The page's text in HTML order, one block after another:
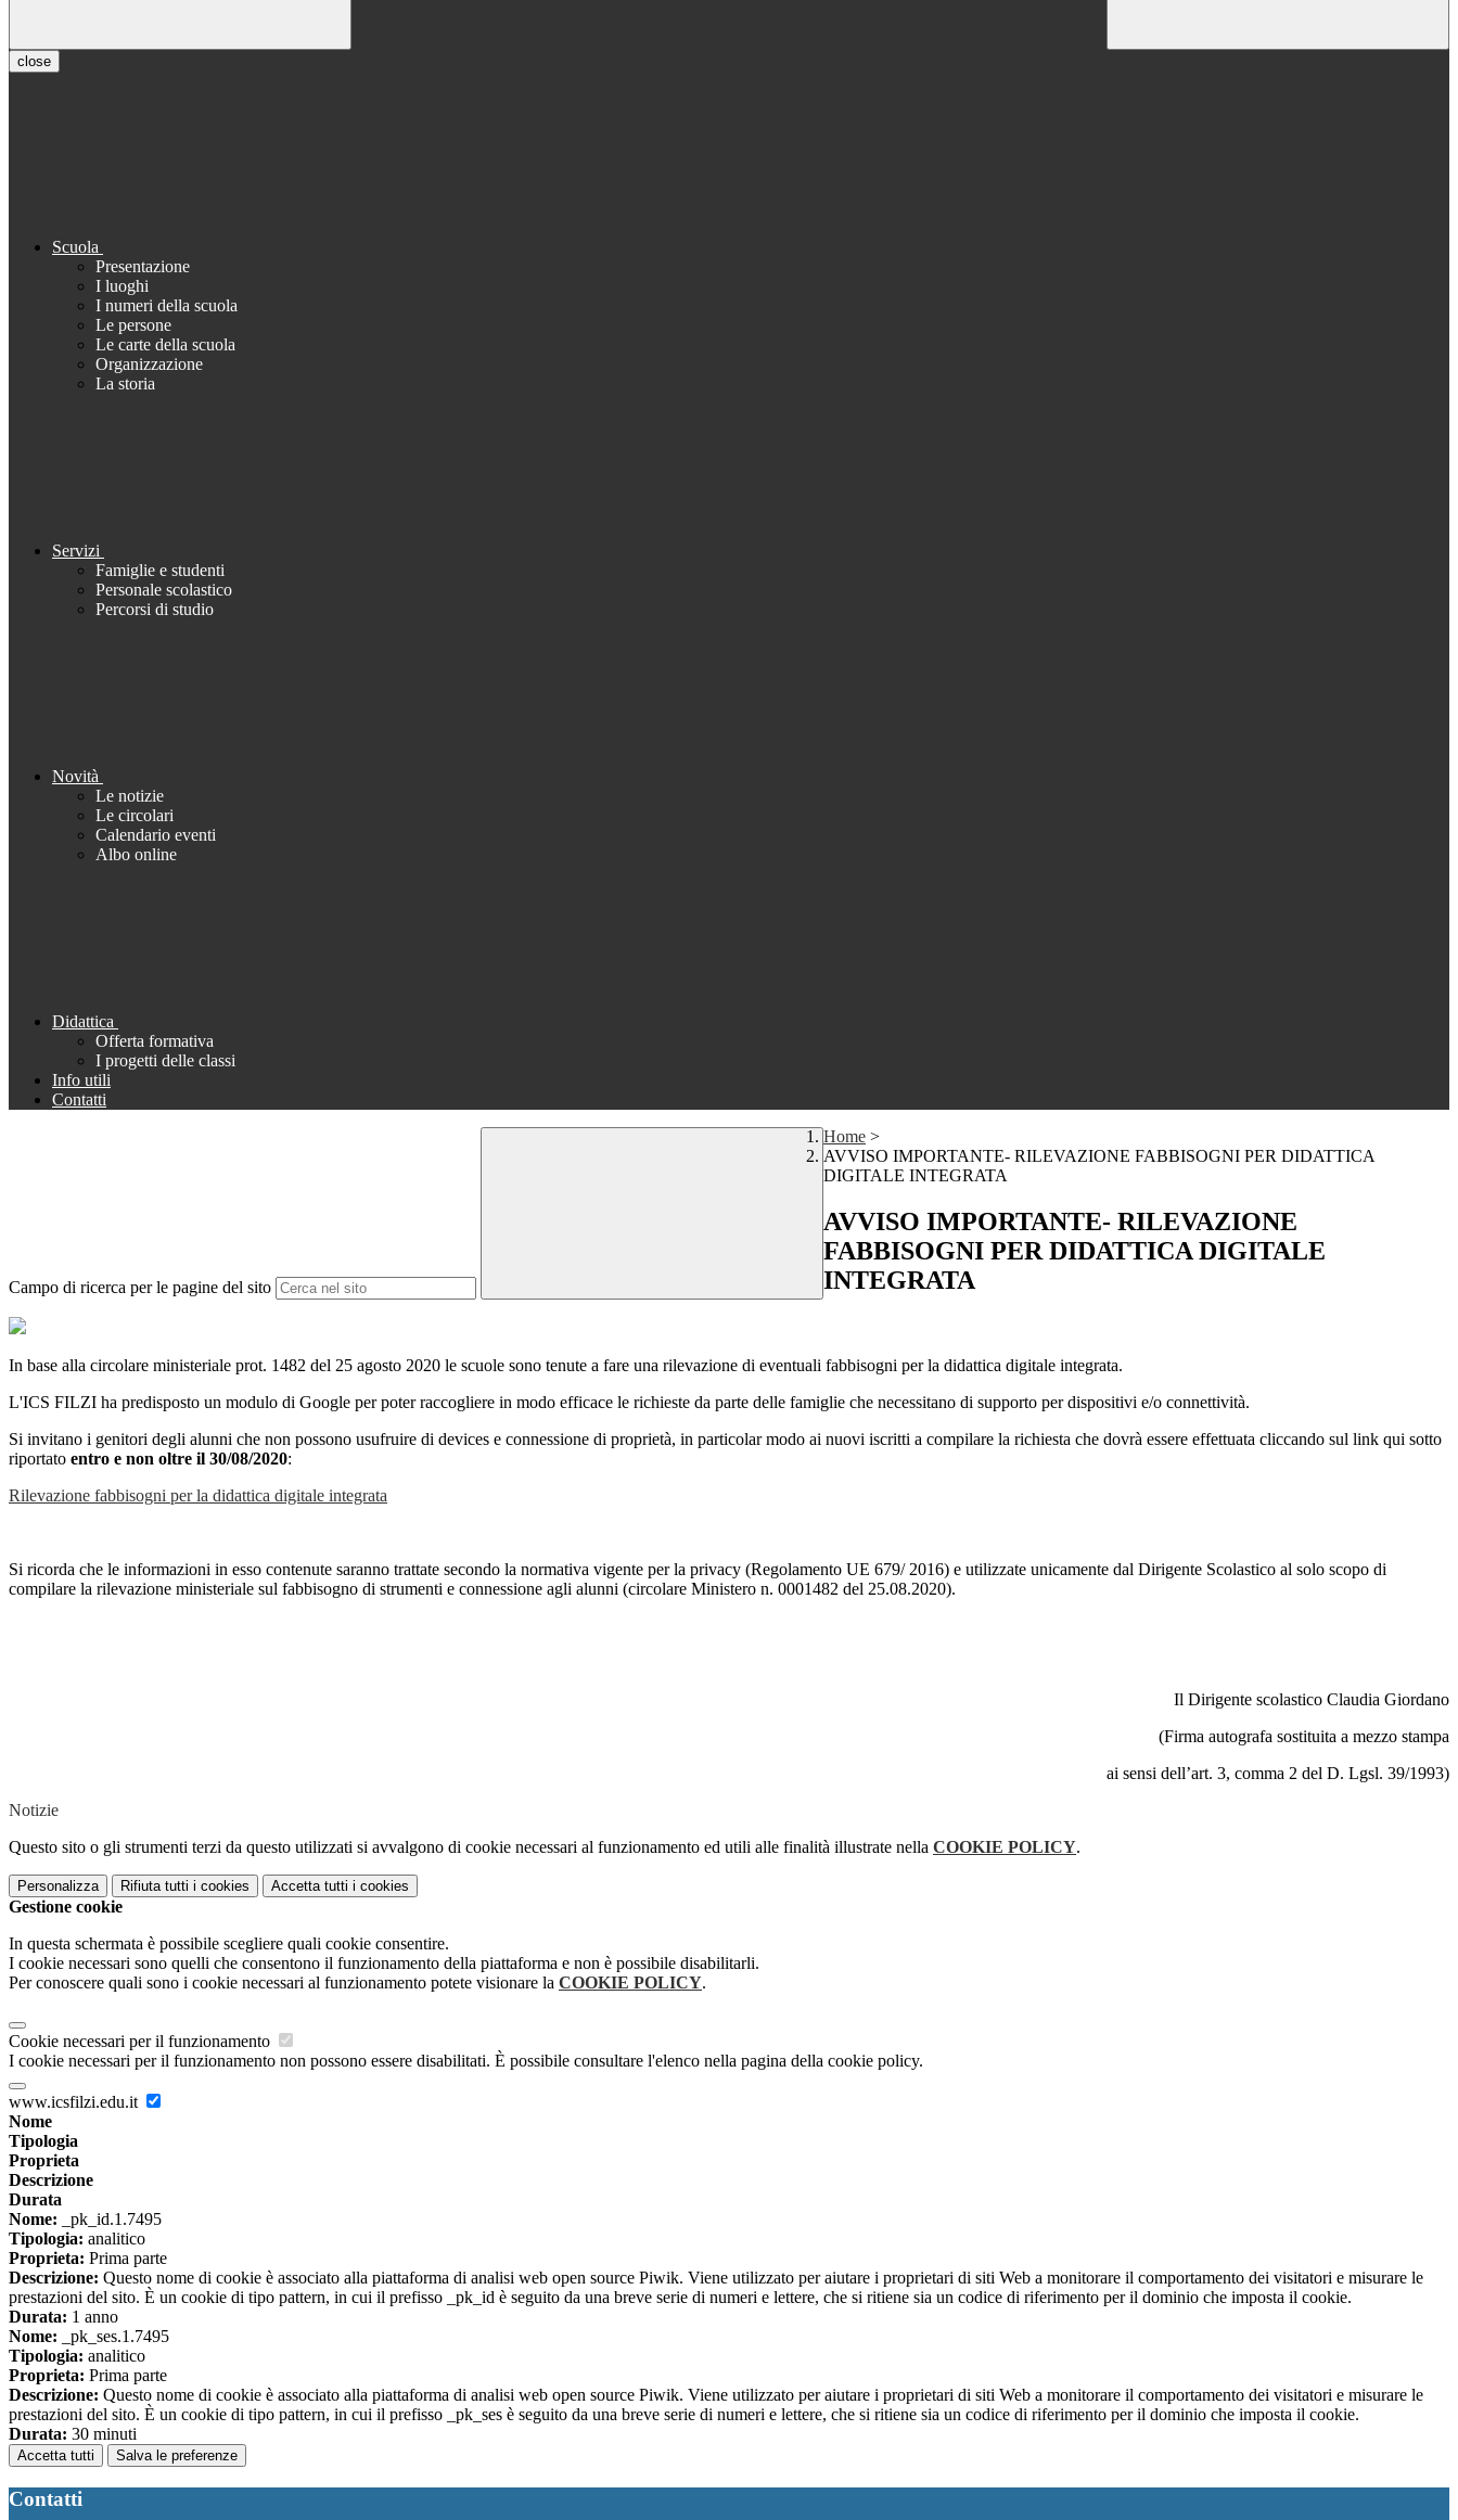
close
Scuola
Presentazione
I luoghi
I numeri della scuola
Le persone
Le carte della scuola
Organizzazione
La storia
Servizi
Famiglie e studenti
Personale scolastico
Percorsi di studio
Novità
Le notizie
Le circolari
Calendario eventi
Albo online
Didattica
Offerta formativa
I progetti delle classi
Info utili
Contatti
Campo di ricerca per le pagine del sito
Home >
AVVISO IMPORTANTE- RILEVAZIONE FABBISOGNI PER DIDATTICA
DIGITALE INTEGRATA
AVVISO IMPORTANTE- RILEVAZIONE
FABBISOGNI PER DIDATTICA DIGITALE
INTEGRATA
In base alla circolare ministeriale prot. 1482 del 25 agosto 2020 le scuole sono tenute a fare una rilevazione di eventuali fabbisogni per la didattica digitale integrata.
L'ICS FILZI ha predisposto un modulo di Google per poter raccogliere in modo efficace le richieste da parte delle famiglie che necessitano di supporto per dispositivi e/o connettività.
Si invitano i genitori degli alunni che non possono usufruire di devices e connessione di proprietà, in particolar modo ai nuovi iscritti a compilare la richiesta che dovrà essere effettuata cliccando sul link qui sotto
riportato entro e non oltre il 30/08/2020:
Rilevazione fabbisogni per la didattica digitale integrata
Si ricorda che le informazioni in esso contenute saranno trattate secondo la normativa vigente per la privacy (Regolamento UE 679/ 2016) e utilizzate unicamente dal Dirigente Scolastico al solo scopo di
compilare la rilevazione ministeriale sul fabbisogno di strumenti e connessione agli alunni (circolare Ministero n. 0001482 del 25.08.2020).
Il Dirigente scolastico Claudia Giordano
(Firma autografa sostituita a mezzo stampa
ai sensi dell’art. 3, comma 2 del D. Lgsl. 39/1993)
Notizie
Questo sito o gli strumenti terzi da questo utilizzati si avvalgono di cookie necessari al funzionamento ed utili alle finalità illustrate nella COOKIE POLICY.
Personalizza Rifiuta tutti i cookies Accetta tutti i cookies
Gestione cookie
In questa schermata è possibile scegliere quali cookie consentire.
I cookie necessari sono quelli che consentono il funzionamento della piattaforma e non è possibile disabilitarli.
Per conoscere quali sono i cookie necessari al funzionamento potete visionare la COOKIE POLICY.
Cookie necessari per il funzionamento
I cookie necessari per il funzionamento non possono essere disabilitati. È possibile consultare l'elenco nella pagina della cookie policy.
www.icsfilzi.edu.it
Nome
Tipologia
Proprieta
Descrizione
Durata
Nome: _pk_id.1.7495
Tipologia: analitico
Proprieta: Prima parte
Descrizione: Questo nome di cookie è associato alla piattaforma di analisi web open source Piwik. Viene utilizzato per aiutare i proprietari di siti Web a monitorare il comportamento dei visitatori e misurare le
prestazioni del sito. È un cookie di tipo pattern, in cui il prefisso _pk_id è seguito da una breve serie di numeri e lettere, che si ritiene sia un codice di riferimento per il dominio che imposta il cookie.
Durata: 1 anno
Nome: _pk_ses.1.7495
Tipologia: analitico
Proprieta: Prima parte
Descrizione: Questo nome di cookie è associato alla piattaforma di analisi web open source Piwik. Viene utilizzato per aiutare i proprietari di siti Web a monitorare il comportamento dei visitatori e misurare le
prestazioni del sito. È un cookie di tipo pattern, in cui il prefisso _pk_ses è seguito da una breve serie di numeri e lettere, che si ritiene sia un codice di riferimento per il dominio che imposta il cookie.
Durata: 30 minuti
Accetta tutti Salva le preferenze
Contatti